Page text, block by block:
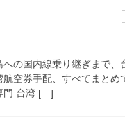
の国内線乗り継ぎまで、
空券手配、すべてまとめ
門 台湾 […]